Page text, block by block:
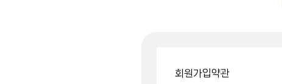
회원가입약관